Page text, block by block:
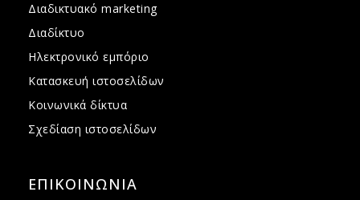
Διαδικτυακό marketing
Διαδίκτυο
Ηλεκτρονικό εμπόριο
Κατασκευή ιστοσελίδων
Κοινωνικά δίκτυα
Σχεδίαση ιστοσελίδων
ΕΠΙΚΟΙΝΩΝΙΑ